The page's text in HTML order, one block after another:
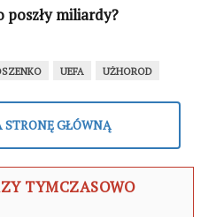
poszły miliardy?
UEFA UŻHOROD
STRONĘ GŁÓWNĄ
TYMCZASOWO